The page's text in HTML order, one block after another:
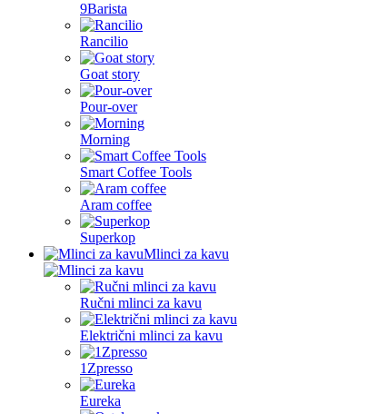
9Barista
Rancilio
Goat story
Pour-over
Morning
Smart Coffee Tools
Aram coffee
Superkop
Mlinci za kavu
Ručni mlinci za kavu
Električni mlinci za kavu
1Zpresso
Eureka